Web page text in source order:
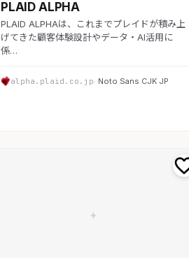
PLAID ALPHA
PLAID ALPHAは、これまでプレイドが積み上
げてきた顧客体験設計やデータ・AI活用に
係…
alpha.plaid.co.jp· Noto Sans CJK JP